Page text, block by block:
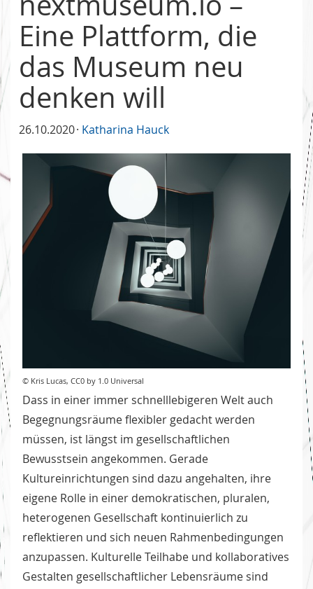
Eine Plattform, die
das Museum neu
denken will
26.10.2020 Katharina Hauck
© Kris Lucas, CC0 by 1.0 Universal
Dass in einer immer schnelllebigeren Welt auch
Begegnungsräume flexibler gedacht werden
müssen, ist längst im gesellschaftlichen
Bewusstsein angekommen. Gerade
Kultureinrichtungen sind dazu angehalten, ihre
eigene Rolle in einer demokratischen, pluralen,
heterogenen Gesellschaft kontinuierlich zu
reflektieren und sich neuen Rahmenbedingungen
anzupassen. Kulturelle Teilhabe und kollaboratives
Gestalten gesellschaftlicher Lebensräume sind